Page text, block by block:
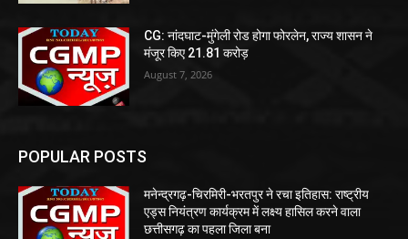
CG: नांदघाट-मुंगेली रोड होगा फोरलेन, राज्य शासन ने
मंजूर किए 21.81 करोड़
August 7, 2026
POPULAR POSTS
मनेन्द्रगढ़-चिरमिरी-भरतपुर ने रचा इतिहास: राष्ट्रीय
एड्स नियंत्रण कार्यक्रम में लक्ष्य हासिल करने वाला
छत्तीसगढ़ का पहला जिला बना